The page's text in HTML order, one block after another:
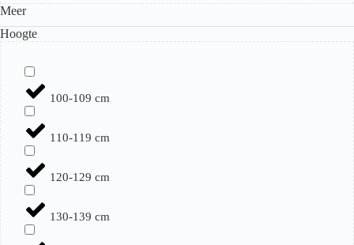
Meer
Hoogte
100-109 cm
110-119 cm
120-129 cm
130-139 cm